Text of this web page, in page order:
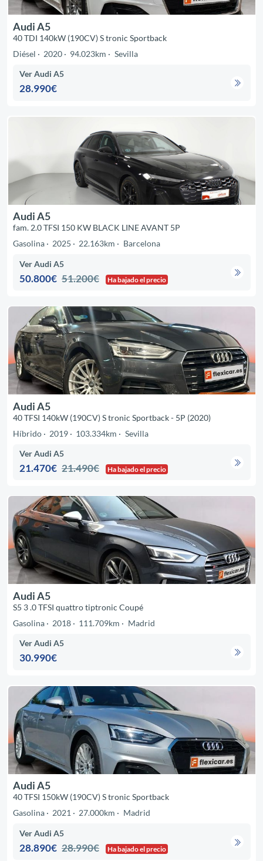
Audi A5
40 TDI 140kW (190CV) S tronic Sportback
Diésel
2020 94.023km Sevilla
Ver Audi A5
28.990€
Audi A5
fam. 2.0 TFSI 150 KW BLACK LINE AVANT 5P
Gasolina
2025 22.163km Barcelona
Ver Audi A5
50.800€ 51.200€ Ha bajado el precio
Audi A5
40 TFSI 140kW (190CV) S tronic Sportback - 5P (2020)
Híbrido
2019 103.334km Sevilla
Ver Audi A5
21.470€ 21.490€ Ha bajado el precio
Audi A5
S5 3 .0 TFSI quattro tiptronic Coupé
Gasolina
2018 111.709km Madrid
Ver Audi A5
30.990€
Audi A5
40 TFSI 150kW (190CV) S tronic Sportback
Gasolina
2021 27.000km Madrid
Ver Audi A5
28.890€ 28.990€ Ha bajado el precio